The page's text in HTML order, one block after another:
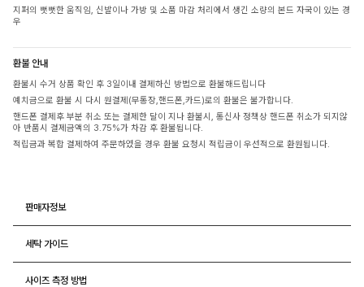
지퍼의 뻣뻣한 움직임, 신발이나 가방 및 소품 마감 처리에서 생긴 소량의 본드 자국이 있는 경
우
환불 안내
환불시 수거 상품 확인 후 3일이내 결제하신 방법으로 환불해드립니다
예치금으로 환불 시 다시 원결제(무통장,핸드폰,카드)로의 환불은 불가합니다.
핸드폰 결제후 부분 취소 또는 결제한 달이 지나 환불시, 통신사 정책상 핸드폰 취소가 되지않
아 반품시 결제금액의 3.75%가 차감 후 환불됩니다.
적립금과 복합 결제하여 주문하였을 경우 환불 요청시 적립금이 우선적으로 환원됩니다.
판매자정보
세탁 가이드
사이즈 측정 방법